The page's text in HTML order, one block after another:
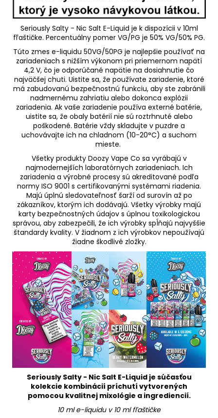
Seriously Salty - Nic Salt E-Liquid je k dispozícii v 10ml
fľaštičke. Percentuálny pomer VG/PG je 50% VG/50% PG.
Túto zmes e-liquidu 50VG/50PG je najlepšie používať na
zariadeniach s nižším výkonom pri priemernom napätí
4,2 V, čo je odporúčané napätie na dosiahnutie čo
najväčšej chuti. Uistite sa, že používate zariadenie, ktoré
má zabudovanú bezpečnostnú funkciu, aby ste zabránili
nadmernému zahriatiu alebo dokonca explózii
zariadenia. Ak vaše zariadenie používa externé batérie,
uistite sa, že obaly batérií nie sú roztrhnuté alebo
poškodené. Batérie vždy skladujte v puzdre a
uchovávajte ich na chladnom (10-20°C) a suchom
mieste.
Všetky produkty Doozy Vape Co sa vyrábajú v
najmodernejších laboratórnych zariadeniach. Ich
zariadenia a výrobné procesy sú akreditované podľa
normy ISO 9001 s certifikovanými systémami riadenia.
Majú úplnú sledovateľnosť šarží od surovín až po
zákazníkov, ktorým ich dodávajú. Všetky výrobky majú
karty bezpečnostných údajov s úplnou toxikologickou
správou, aby zabezpečili, že ich výrobky spĺňajú najvyššie
štandardy kvality. V žiadnom z ich výrobkov nepoužívajú
žiadne škodlivé zložky.
Seriously Salty - Nic Salt E-Liquid je súčasťou
kolekcie kombinácií príchutí vytvorených
pomocou kvalitnej mixológie a ingrediencií.
10 ml e-liquidu v 10 ml fľaštičke